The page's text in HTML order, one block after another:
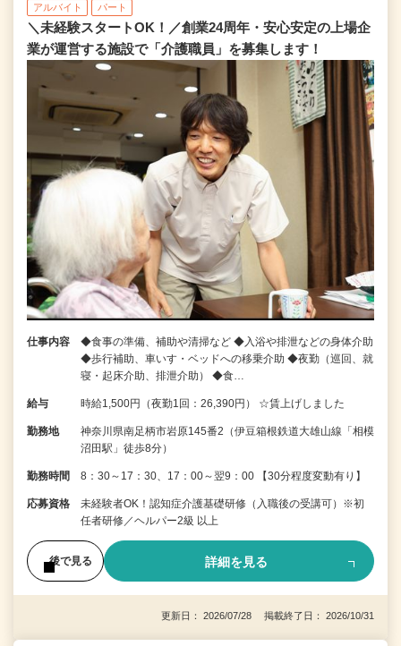
アルバイト パート
＼未経験スタートOK！／創業24周年・安心安定の上場企
業が運営する施設で「介護職員」を募集します！
仕事内容
◆食事の準備、補助や清掃など ◆入浴や排泄などの身体介助
◆歩行補助、車いす・ベッドへの移乗介助 ◆夜勤（巡回、就
寝・起床介助、排泄介助） ◆食…
給与 時給1,500円（夜勤1回：26,390円） ☆賃上げしました
勤務地
神奈川県南足柄市岩原145番2（伊豆箱根鉄道大雄山線「相模
沼田駅」徒歩8分）
勤務時間 8：30～17：30、17：00～翌9：00 【30分程度変動有り】
応募資格
未経験者OK！認知症介護基礎研修（入職後の受講可）※初
任者研修／ヘルパー2級 以上
後で見る 詳細を見る
更新日： 2026/07/28 掲載終了日： 2026/10/31